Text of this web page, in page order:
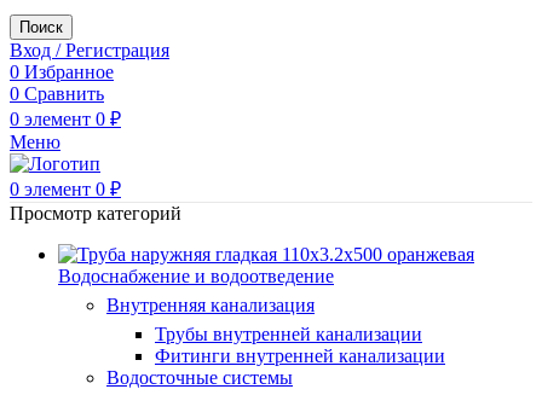
Поиск
Вход / Регистрация
0 Избранное
0 Сравнить
0 элемент 0 ₽
Меню
0 элемент 0 ₽
Просмотр категорий
Водоснабжение и водоотведение
Внутренняя канализация
Трубы внутренней канализации
Фитинги внутренней канализации
Водосточные системы